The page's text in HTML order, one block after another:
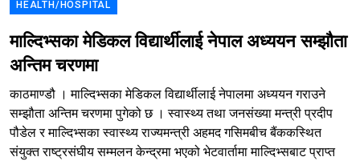
HEALTH/HOSPITAL
माल्दिभ्सका मेडिकल विद्यार्थीलाई नेपाल अध्ययन सम्झौता
अन्तिम चरणमा
काठमाण्डौ । माल्दिभ्सका मेडिकल विद्यार्थीलाई नेपालमा अध्ययन गराउने
सम्झौता अन्तिम चरणमा पुगेको छ । स्वास्थ्य तथा जनसंख्या मन्त्री प्रदीप
पौडेल र माल्दिभ्सका स्वास्थ्य राज्यमन्त्री अहमद गसिमबीच बैंककस्थित
संयुक्त राष्ट्रसंघीय सम्मलन केन्द्रमा भएको भेटवार्तामा माल्दिभ्सबाट प्राप्त